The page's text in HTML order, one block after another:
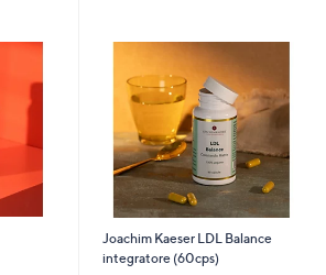
Joachim Kaeser LDL Balance
integratore (60cps)